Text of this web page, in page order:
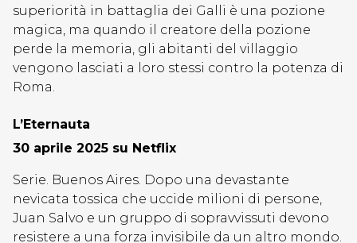
superiorità in battaglia dei Galli è una pozione
magica, ma quando il creatore della pozione
perde la memoria, gli abitanti del villaggio
vengono lasciati a loro stessi contro la potenza di
Roma.
L’Eternauta
30 aprile 2025 su Netflix
Serie. Buenos Aires. Dopo una devastante
nevicata tossica che uccide milioni di persone,
Juan Salvo e un gruppo di sopravvissuti devono
resistere a una forza invisibile da un altro mondo.